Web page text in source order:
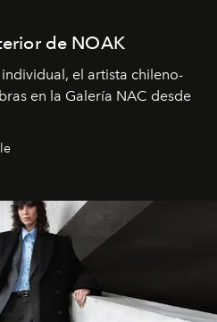
de NOAK
el artista chileno-
en la Galería NAC desde